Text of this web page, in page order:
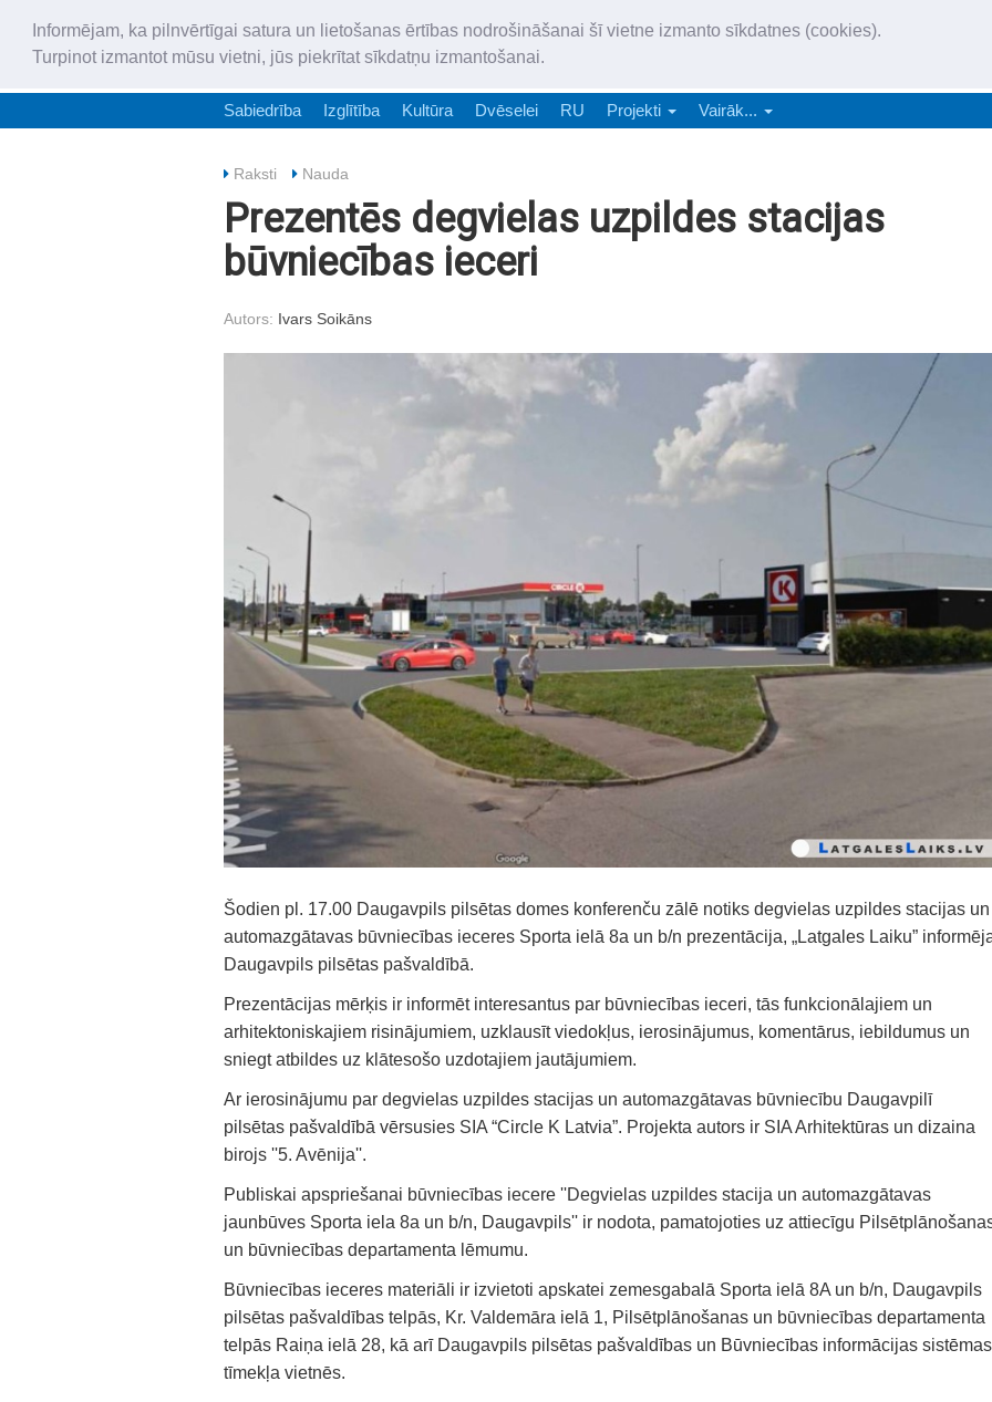
Informējam, ka pilnvērtīgai satura un lietošanas ērtības nodrošināšanai šī vietne izmanto sīkdatnes (cookies).
Turpinot izmantot mūsu vietni, jūs piekrītat sīkdatņu izmantošanai.
„Latgales Laiks” latviešu valodā aptver Daugavpils valstspilsētu,
Sabiedrība Izglītība Kultūra Dvēselei RU Projekti Vairāk...
Raksti Nauda
Prezentēs degvielas uzpildes stacijas
būvniecības ieceri
Autors: Ivars Soikāns
Šodien pl. 17.00 Daugavpils pilsētas domes konferenču zālē notiks degvielas uzpildes stacijas un
automazgātavas būvniecības ieceres Sporta ielā 8a un b/n prezentācija, „Latgales Laiku”
Daugavpils pilsētas pašvaldībā.
Prezentācijas mērķis ir informēt interesantus par būvniecības ieceri, tās funkcionālajiem un
arhitektoniskajiem risinājumiem, uzklausīt viedokļus, ierosinājumus, komentārus, iebildumus un
sniegt atbildes uz klātesošo uzdotajiem jautājumiem.
Ar ierosinājumu par degvielas uzpildes stacijas un automazgātavas būvniecību Daugavpilī
pilsētas pašvaldībā vērsusies SIA “Circle K Latvia”. Projekta autors ir SIA Arhitektūras un dizaina
birojs ''5. Avēnija''.
Publiskai apspriešanai būvniecības iecere ''Degvielas uzpildes stacija un automazgātavas
jaunbūves Sporta iela 8a un b/n, Daugavpils'' ir nodota, pamatojoties uz attiecīgu
un būvniecības departamenta lēmumu.
Būvniecības ieceres materiāli ir izvietoti apskatei zemesgabalā Sporta ielā 8A un b/n, Daugavpils
pilsētas pašvaldības telpās, Kr. Valdemāra ielā 1, Pilsētplānošanas un būvniecības departamenta
telpās Raiņa ielā 28, kā arī Daugavpils pilsētas pašvaldības un Būvniecības informācijas sistēmas
tīmekļa vietnēs.